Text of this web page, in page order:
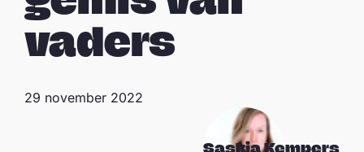
vaders
Saskia Kempers
29 november 2022